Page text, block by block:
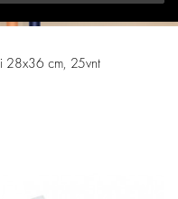
28x36 cm, 25vnt